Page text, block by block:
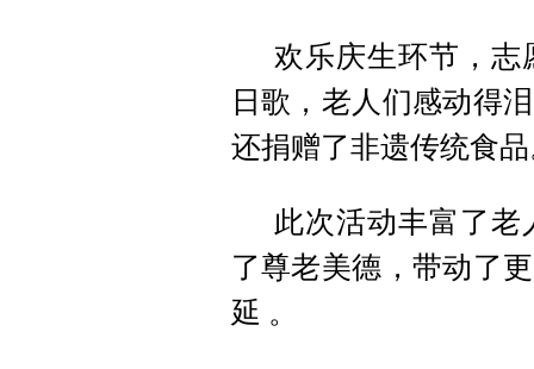
欢乐庆生环节，志
日歌，老人们感动得
还捐赠了非遗传统食
此次活动丰富了
了尊老美德，带动了
延 。